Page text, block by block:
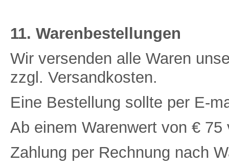
11. Warenbestellungen
Wir versenden alle Waren
zzgl. Versandkosten.
Eine Bestellung sollte per E-
Ab einem Warenwert von €
Zahlung per Rechnung nach